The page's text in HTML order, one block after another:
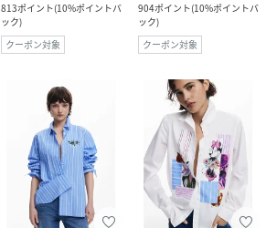
813ポイント(10%ポイントバ
ック)
クーポン対象
904ポイント(10%ポイントバ
ック)
クーポン対象